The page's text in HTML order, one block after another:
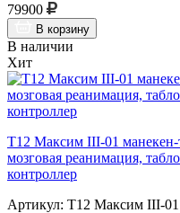
79900
В корзину
В наличии
Хит
Т12 Максим III-01 манекен-
мозговая реанимация,
контроллер
Артикул: Т12 Максим III-01